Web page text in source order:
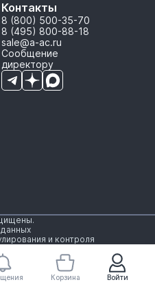
Войти
Корзина
Контакты
8 (800) 500-35-70
8 (495) 800-88-18
sale@a-ac.ru
Сообщение
директору
и контроля